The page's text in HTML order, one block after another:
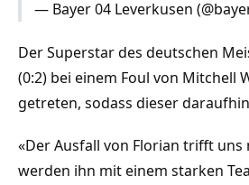
— Bayer 04 Leverkusen
Der Superstar des deutschen
(0:2) bei einem Foul von Mitchell
getreten, sodass dieser
«Der Ausfall von Florian trifft
werden ihn mit einem starken